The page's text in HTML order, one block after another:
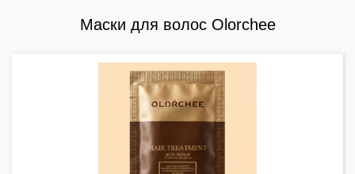
Мaски для волос Olorchee